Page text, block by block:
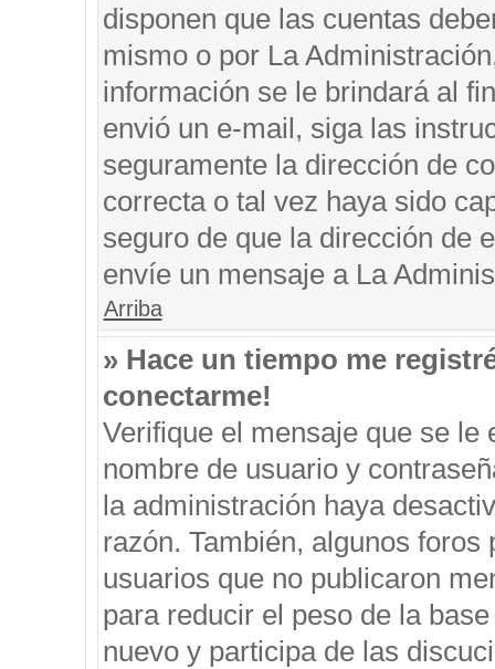
disponen que las cuentas
mismo o por La
información se le brindará al
envió un e-mail, siga las
seguramente la dirección de
correcta o tal vez haya sido
seguro de que la dirección de
envíe un mensaje a La
Arriba
» Hace un tiempo me
conectarme!
Verifique el mensaje que se
nombre de usuario y
la administración haya
razón. También, algunos
usuarios que no publicaron
para reducir el peso de la
nuevo y participa de las